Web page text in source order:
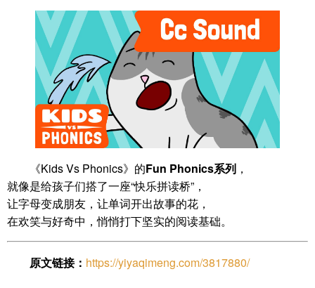
《Kids Vs Phonics》的Fun Phonics系列 ，
就像是给孩子们搭了一座“快乐拼读桥”，
让字母变成朋友，让单词开出故事的花，
在欢笑与好奇中，悄悄打下坚实的阅读基础。
原文链接： https://yiyaqimeng.com/3817880/